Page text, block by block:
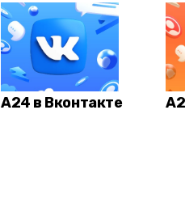
А24 в Вконтакте